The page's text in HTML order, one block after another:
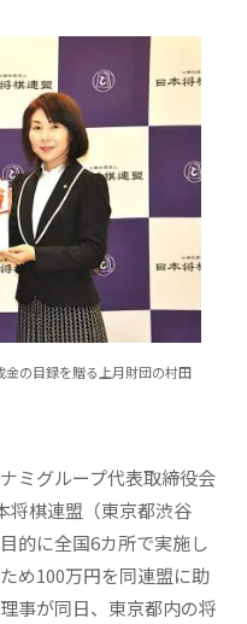
の目録を贈る上月財団の村田
ミグループ代表取締役会
将棋連盟（東京都渋谷
的に全国6カ所で実施し
め100万円を同連盟に助
事が同日、東京都内の将